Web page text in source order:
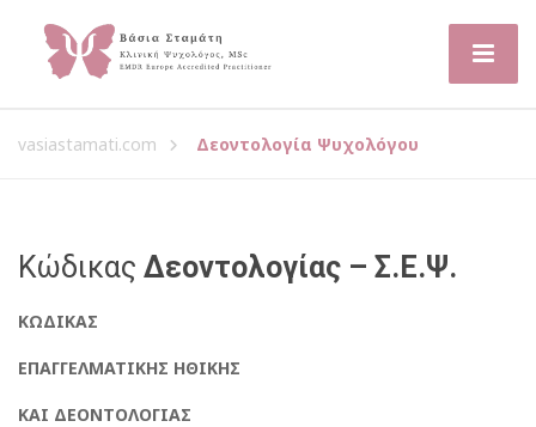
vasiastamati.com Δεοντολογία Ψυχολόγου
Κώδικας Δεοντολογίας – Σ.Ε.Ψ.
ΚΩΔΙΚΑΣ
ΕΠΑΓΓΕΛΜΑΤΙΚΗΣ ΗΘΙΚΗΣ
ΚΑΙ ΔΕΟΝΤΟΛΟΓΙΑΣ